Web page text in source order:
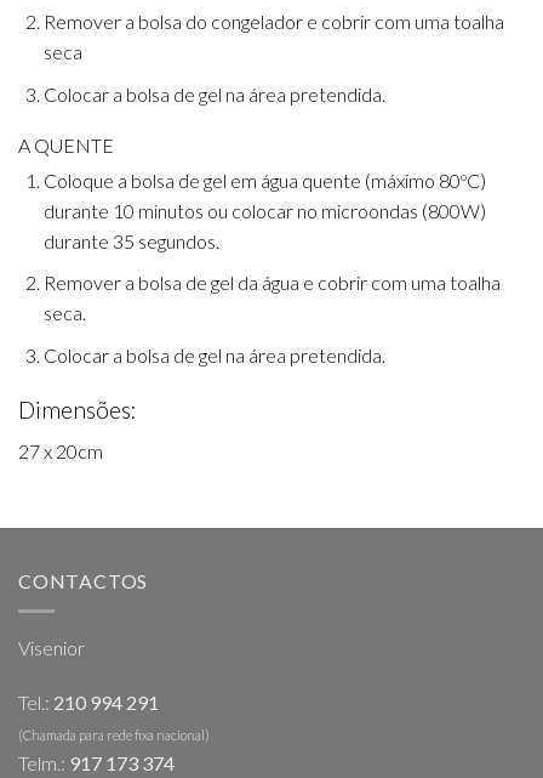
Remover a bolsa do congelador e cobrir com uma toalha
seca
Colocar a bolsa de gel na área pretendida.
A QUENTE
Coloque a bolsa de gel em água quente (máximo 80ºC)
durante 10 minutos ou colocar no microondas (800W)
durante 35 segundos.
Remover a bolsa de gel da água e cobrir com uma toalha
seca.
Colocar a bolsa de gel na área pretendida.
Dimensões:
27 x 20cm
CONTACTOS
Visenior
Tel.: 210 994 291
(Chamada para rede fixa nacional)
Telm.: 917 173 374